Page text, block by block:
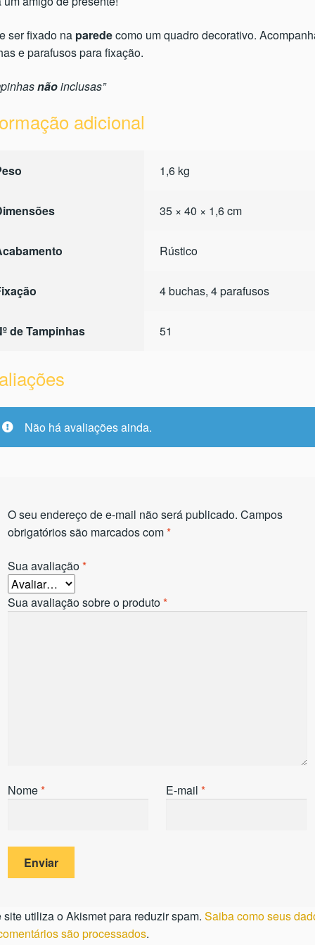
ser fixado na paredecomo um quadro decorativo.
e parafusos para fixação.
nãoinclusas”
adicional
1,6 kg
35 × 40 × 1,6 cm
Rústico
4 buchas, 4 parafusos
de Tampinhas 51
Não há avaliações ainda.
O seu endereço de e-mail não será publicado. Campos
obrigatórios são marcados com*
Sua avaliação*
Sua avaliação sobre o produto*
Nome* E-mail*
site utiliza o Akismet para reduzir spam. Saiba como seus
são processados.